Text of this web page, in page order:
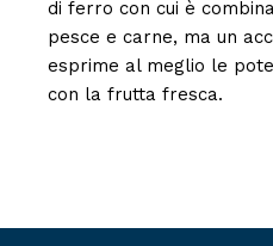
di ferro con cui è
pesce e carne, ma un
esprime al meglio le
con la frutta fresca.